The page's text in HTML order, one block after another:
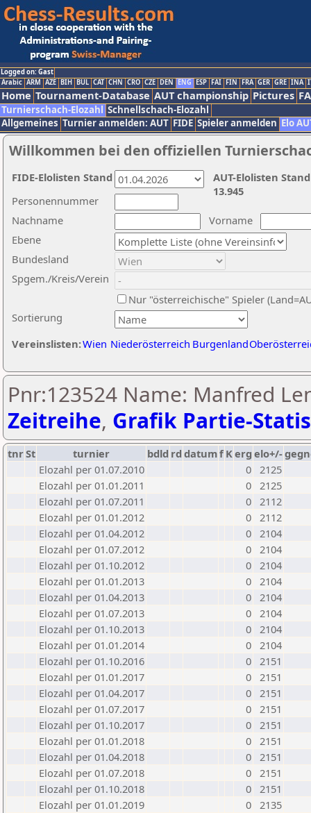
Logged on: Gast
Arabic ARM AZE BIH BUL CAT CHN CRO CZE DEN ENG ESP FAI FIN FRA GER GRE INA
Home Tournament-Database AUT championship Pictures
Turnierschach-Elozahl Schnellschach-Elozahl
Allgemeines Turnier anmelden: AUT FIDE Spieler anmelden Elo
Willkommen bei den offiziellen
Nachname
Vorname
Ebene
Sortierung
Personennummer
Bundesland
Spgem./Kreis/Verein
Nur "österreichische" Spieler
Vereinslisten:Wien Niederösterreich Burgenland
AUT-Elolisten
13.945
FIDE-Elolisten Stand
Pnr:123524 Name: Manfred
Zeitreihe, Grafik Partie-
tnrSt turnier bdld rd datumf Kerg elo+/-
Elozahl per 01.07.2010
0 2125
Elozahl per 01.01.2011
0 2125
Elozahl per 01.07.2011
0 2112
Elozahl per 01.01.2012
0 2112
Elozahl per 01.04.2012
0 2104
Elozahl per 01.07.2012
0 2104
Elozahl per 01.10.2012
0 2104
Elozahl per 01.01.2013
0 2104
Elozahl per 01.04.2013
0 2104
Elozahl per 01.07.2013
0 2104
Elozahl per 01.10.2013
0 2104
Elozahl per 01.01.2014
0 2104
Elozahl per 01.10.2016
0 2151
Elozahl per 01.01.2017
0 2151
Elozahl per 01.04.2017
0 2151
Elozahl per 01.07.2017
0 2151
Elozahl per 01.10.2017
0 2151
Elozahl per 01.01.2018
0 2151
Elozahl per 01.04.2018
0 2151
Elozahl per 01.07.2018
0 2151
Elozahl per 01.10.2018
0 2151
Elozahl per 01.01.2019
0 2135